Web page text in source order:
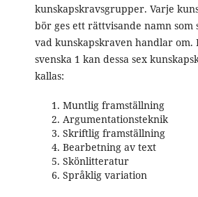
kunskapskravsgrupper. Varje
bör ges ett rättvisande namn som
vad kunskapskraven handlar om.
svenska 1 kan dessa sex
kallas:
Muntlig framställning
Argumentationsteknik
Skriftlig framställning
Bearbetning av text
Skönlitteratur
Språklig variation